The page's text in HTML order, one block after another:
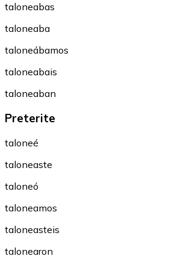
taloneabas
taloneaba
taloneábamos
taloneabais
taloneaban
Preterite
taloneé
taloneaste
taloneó
taloneamos
taloneasteis
talonearon